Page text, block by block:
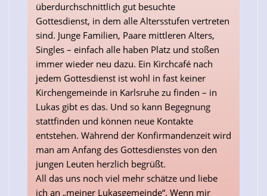
überdurchschnittlich gut besuchte
Gottesdienst, in dem alle Altersstufen vertreten
sind. Junge Familien, Paare mittleren Alters,
Singles – einfach alle haben Platz und stoßen
immer wieder neu dazu. Ein Kirchcafé nach
jedem Gottesdienst ist wohl in fast keiner
Kirchengemeinde in Karlsruhe zu finden – in
Lukas gibt es das. Und so kann Begegnung
stattfinden und können neue Kontakte
entstehen. Während der Konfirmandenzeit wird
man am Anfang des Gottesdienstes von den
jungen Leuten herzlich begrüßt.
All das uns noch viel mehr schätze und liebe
ich an „meiner Lukasgemeinde“. Wenn mir